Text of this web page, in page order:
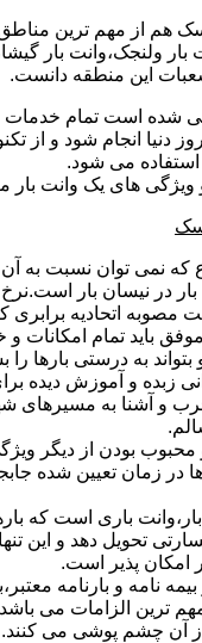
هم از مهم ترین
بار ولنجک،وانت بار
این منطقه دانست.
شده است تمام خدمات
دنیا انجام شود و از
استفاده می شود.
های یک وانت بار
که نمی توان نسبت به
در نیسان بار است.نرخ
مصوبه اتحادیه برابری
باید تمام امکانات
بتواند به درستی بارها را
زبده و آموزش دیده
و آشنا به مسیرهای
بودن از دیگر
در زمان تعیین شده
باری است که
تحویل دهد و این
امکان پذیر است.
نامه و بارنامه
ترین الزامات می
آن چشم پوشی می کنند.